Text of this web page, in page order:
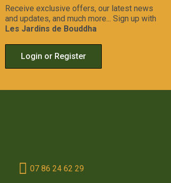
Receive exclusive offers, our latest news
and updates, and much more... Sign up with
Les Jardins de Bouddha
Login or Register
07 86 24 62 29